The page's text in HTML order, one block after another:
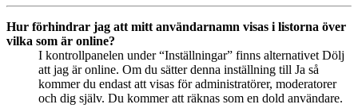
Hur förhindrar jag att mitt användarnamn visas i listorna över
vilka som är online?
I kontrollpanelen under “Inställningar” finns alternativet Dölj
att jag är online. Om du sätter denna inställning till Ja så
kommer du endast att visas för administratörer, moderatorer
och dig själv. Du kommer att räknas som en dold användare.